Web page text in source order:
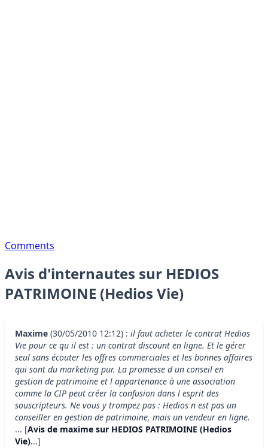
Comments
Avis d'internautes sur HEDIOS
PATRIMOINE (Hedios Vie)
Maxime (30/05/2010 12:12) : il faut acheter le contrat Hedios
Vie pour ce qu il est : un contrat discount en ligne. Et le gérer
seul sans écouter les offres commerciales et les bonnes affaires
qui sont du marketing pur. La promesse d un conseil en
gestion de patrimoine et l appartenance à une association
comme la CIP peut créer la confusion dans l esprit des
souscripteurs. Ne vous y trompez pas : Hedios n est pas un
conseiller en gestion de patrimoine, mais un vendeur en ligne.
... [Avis de maxime sur HEDIOS PATRIMOINE (Hedios
Vie)...]